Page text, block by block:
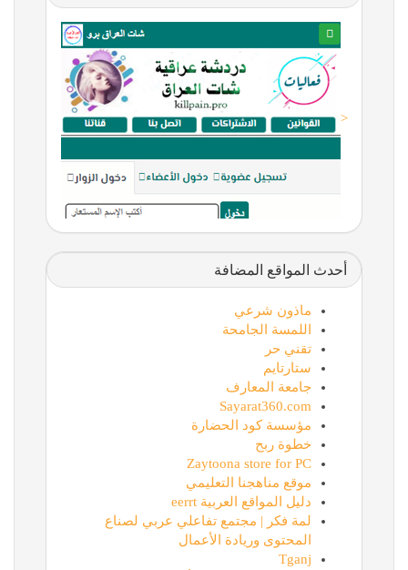
<
أحدث المواقع المضافة
ماذون شرعي
اللمسة الجامحة
تقني حر
ستارتايم
جامعة المعارف
Sayarat360.com
مؤسسة كود الحضارة
خطوة ربح
Zaytoona store for PC
موقع مناهجنا التعليمي
دليل المواقع العربية eerrt
لمة فكر | مجتمع تفاعلي عربي لصناع
المحتوى وريادة الأعمال
Tganj